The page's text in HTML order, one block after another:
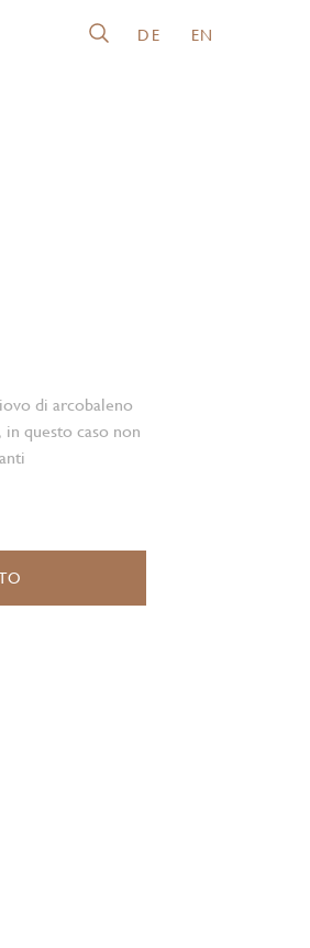
DE EN
di arcobaleno
questo caso non